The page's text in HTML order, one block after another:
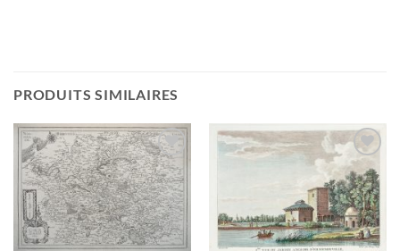
PRODUITS SIMILAIRES
Ajouter
à la
wishlist
Ajouter
à la
wishlist